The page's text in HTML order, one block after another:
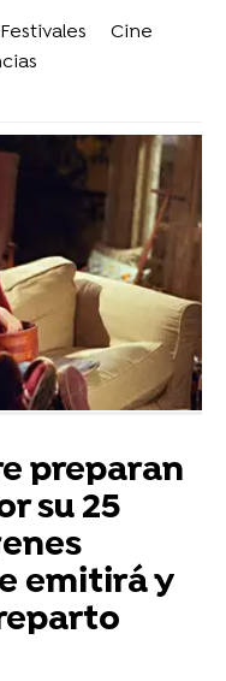
Cine
preparan
su 25
emitirá y